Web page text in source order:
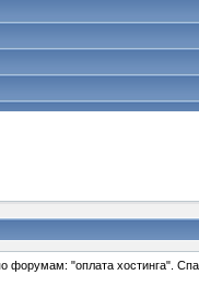
форумам: "оплата хостинга".